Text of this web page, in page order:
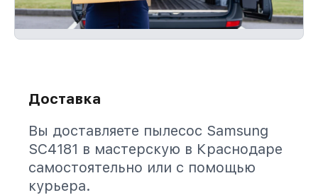
Доставка
Вы доставляете пылесос Samsung
SC4181 в мастерскую в Краснодаре
самостоятельно или с помощью
курьера.